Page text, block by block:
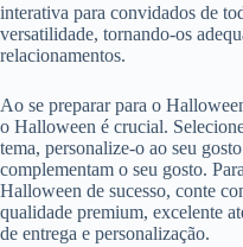
interativa para convidados de
versatilidade, tornando-os
relacionamentos.
Ao se preparar para o
o Halloween é crucial.
tema, personalize-o ao seu
complementam o seu gosto.
Halloween de sucesso, conte
qualidade premium, excelente
de entrega e personalização.